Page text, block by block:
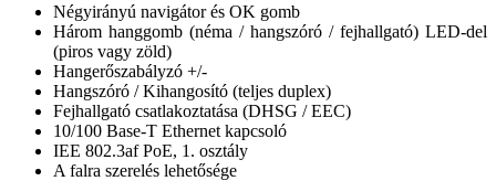
Négyirányú navigátor és OK gomb
Három hanggomb (néma / hangszóró / fejhallgató) LED-del
(piros vagy zöld)
Hangerőszabályzó +/-
Hangszóró / Kihangosító (teljes duplex)
Fejhallgató csatlakoztatása (DHSG / EEC)
10/100 Base-T Ethernet kapcsoló
IEE 802.3af PoE, 1. osztály
A falra szerelés lehetősége